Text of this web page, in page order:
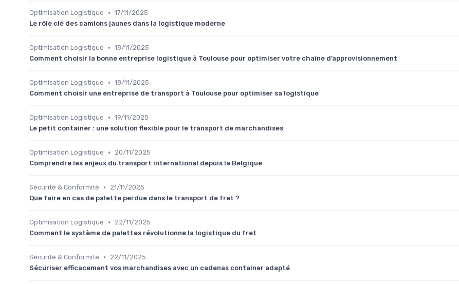
Optimisation Logistique • 17/11/2025
Le rôle clé des camions jaunes dans la logistique moderne
Optimisation Logistique • 18/11/2025
Comment choisir la bonne entreprise logistique à Toulouse pour optimiser votre chaîne d’approvisionnement
Optimisation Logistique • 18/11/2025
Comment choisir une entreprise de transport à Toulouse pour optimiser sa logistique
Optimisation Logistique • 19/11/2025
Le petit container : une solution flexible pour le transport de marchandises
Optimisation Logistique •
20/11/2025
Comprendre les enjeux du transport international depuis la Belgique
Sécurité & Conformité •
21/11/2025
Que faire en cas de palette perdue dans le transport de fret ?
Optimisation Logistique •
22/11/2025
Comment le système de palettes révolutionne la logistique du fret
Sécurité & Conformité •
22/11/2025
Sécuriser efficacement vos marchandises avec un cadenas container adapté